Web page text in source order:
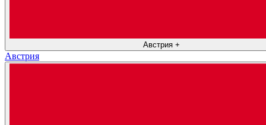
Австрия +
Австрия